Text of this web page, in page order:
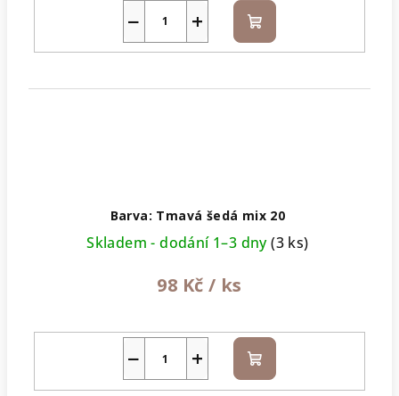
+
− Do
košíku
Barva: Tmavá šedá mix 20
Skladem - dodání 1–3 dny(3 ks)
98 Kč / ks
+
− Do
košíku